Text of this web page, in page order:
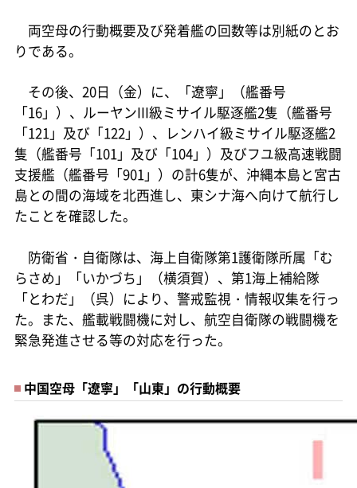
両空母の行動概要及び発着艦の回数等は別紙のとお
りである。
その後、20日（金）に、「遼寧」（艦番号
「16」）、ルーヤンIII級ミサイル駆逐艦2隻（艦番号
「121」及び「122」）、レンハイ級ミサイル駆逐艦2
隻（艦番号「101」及び「104」）及びフユ級高速戦闘
支援艦（艦番号「901」）の計6隻が、沖縄本島と宮古
島との間の海域を北西進し、東シナ海へ向けて航行し
たことを確認した。
防衛省・自衛隊は、海上自衛隊第1護衛隊所属「む
らさめ」「いかづち」（横須賀）、第1海上補給隊
「とわだ」（呉）により、警戒監視・情報収集を行っ
た。また、艦載戦闘機に対し、航空自衛隊の戦闘機を
緊急発進させる等の対応を行った。
中国空母「遼寧」「山東」の行動概要